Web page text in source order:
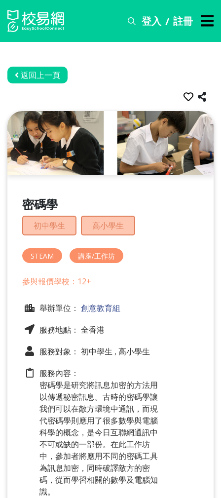
登入 / 註冊
搜
務
資
訊
關
於
返回上一頁
密碼學
初中學生 高小學生
STEAM 講座/工作坊
參與報價學校：12+
舉辦單位： 創意教育組
服務地點： 全香港
服務對象： 初中學生 , 高小學生
服務內容：
密碼學是研究將訊息加密的方法用
以傳遞秘密訊息。古時的密碼學讓
我們可以在敵方環境中通訊，而現
代密碼學則應用了很多數學與電腦
科學的概念，是今日互聯網通訊中
不可或缺的一部份。在此工作坊
中，參加者將應用不同的密碼工具
為訊息加密，同時破譯敵方的密
碼，從而學習相關的數學及電腦知
識。